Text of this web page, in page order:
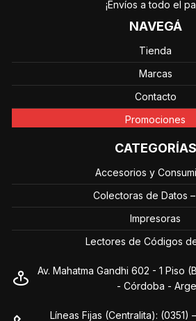
¡Envíos a todo el
NAVEGÁ
Tienda
Marcas
Contacto
Promociones
CATEGORÍAS
Accesorios y
Colectoras de Datos
Impresoras
Lectores de Códigos
Av. Mahatma Gandhi 602 - 1 Piso
- Córdoba -
Líneas Fijas (Centralita): (0351)